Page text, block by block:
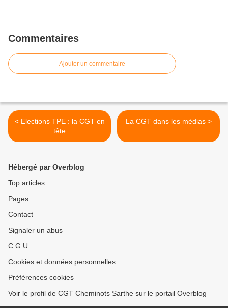
Commentaires
Ajouter un commentaire
< Elections TPE : la CGT en
tête
La CGT dans les médias >
Hébergé par Overblog
Top articles
Pages
Contact
Signaler un abus
C.G.U.
Cookies et données personnelles
Préférences cookies
Voir le profil de CGT Cheminots Sarthe sur le portail Overblog